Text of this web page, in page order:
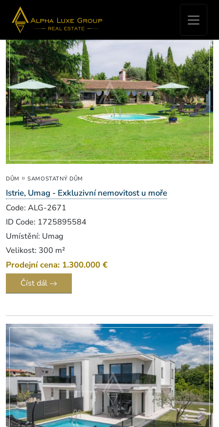
Real Estate for sale - Umag
DŮM » SAMOSTATNÝ DŮM
Istrie, Umag - Exkluzivní nemovitost u moře
Code: ALG-2671
ID Code: 1725895584
Umístění: Umag
Velikost: 300 m²
Prodejní cena: 1.300.000 €
Číst dál